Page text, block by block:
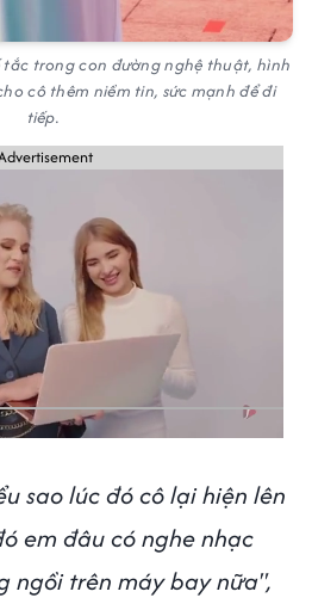
tắc trong con đường nghệ thuật, hình
cô thêm niềm tin, sức mạnh để đi
tiếp.
sao lúc đó cô lại hiện lên
em đâu có nghe nhạc
ngồi trên máy bay nữa",